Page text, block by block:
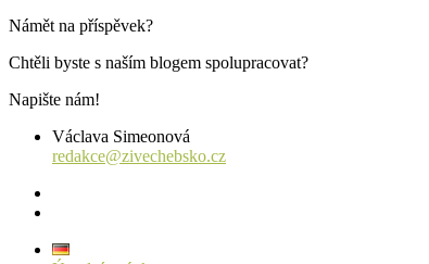
Námět na příspěvek?
Chtěli byste s naším blogem spolupracovat?
Napište nám!
Václava Simeonová
redakce@zivechebsko.cz